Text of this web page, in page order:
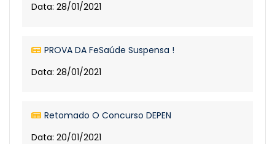
Data: 28/01/2021
PROVA DA FeSaúde Suspensa !
Data: 28/01/2021
Retomado O Concurso DEPEN
Data: 20/01/2021